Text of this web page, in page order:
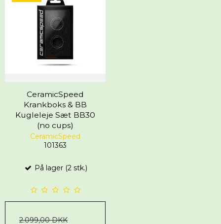
CeramicSpeed
Krankboks & BB
Kugleleje Sæt BB30
(no cups)
CeramicSpeed
101363
På lager (2 stk.)
2.099,00 DKK